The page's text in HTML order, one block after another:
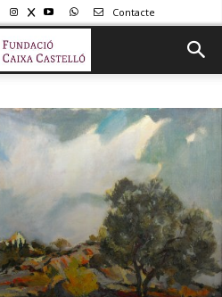
Contacte